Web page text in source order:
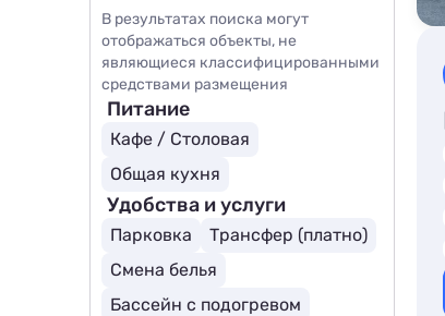
В результатах поиска могут
отображаться объекты, не
являющиеся классифицированными
средствами размещения
Питание
Кафе / Столовая
Общая кухня
Удобства и услуги
Парковка
Трансфер (платно)
Смена белья
Бассейн с подогревом